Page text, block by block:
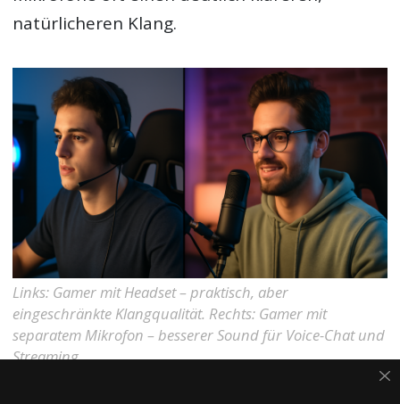
natürlicheren Klang.
Links: Gamer mit Headset – praktisch, aber
eingeschränkte Klangqualität. Rechts: Gamer mit
separatem Mikrofon – besserer Sound für Voice-Chat und
Streaming.